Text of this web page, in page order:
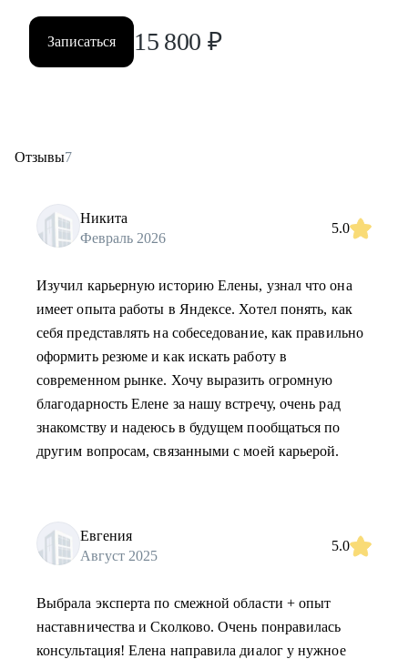
Записаться 15 800 ₽
Отзывы7
Никита
Февраль 2026
5.0
Изучил карьерную историю Елены, узнал что она
имеет опыта работы в Яндексе. Хотел понять, как
себя представлять на собеседование, как правильно
оформить резюме и как искать работу в
современном рынке. Хочу выразить огромную
благодарность Елене за нашу встречу, очень рад
знакомству и надеюсь в будущем пообщаться по
другим вопросам, связанными с моей карьерой.
Евгения
Август 2025
5.0
Выбрала эксперта по смежной области + опыт
наставничества и Сколково. Очень понравилась
консультация! Елена направила диалог у нужное